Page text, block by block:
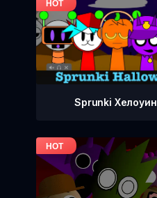
Sprunki Хелоуин